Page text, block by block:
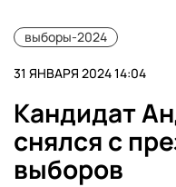
выборы-2024
31 ЯНВАРЯ 2024 14:04
Кандидат
снялся с
выборов